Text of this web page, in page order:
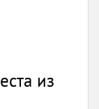
из